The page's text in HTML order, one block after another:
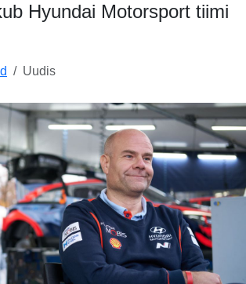
Hyundai Motorsport tiimi
Uudis